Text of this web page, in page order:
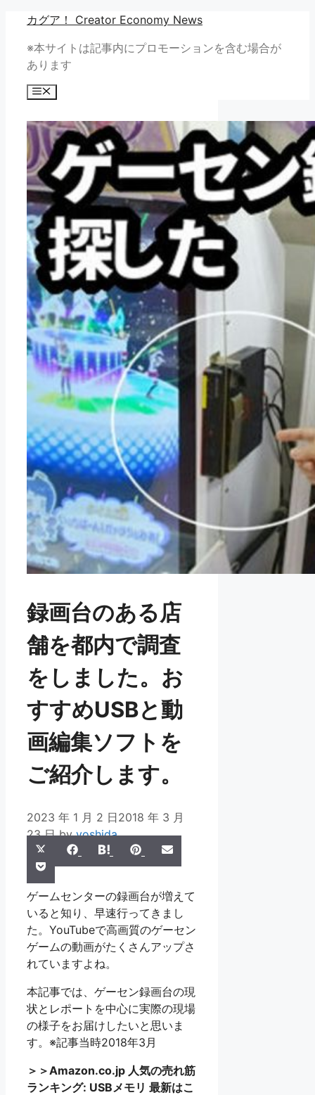
カグア！ Creator Economy News
※本サイトは記事内にプロモーションを含む場合が
あります
メ
ー
録画台のある店
舗を都内で調査
をしました。お
すすめUSBと動
画編集ソフトを
ご紹介します。
2023 年 1 月 2 日2018 年 3 月
23 日 byyoshida
Share
on
(Twitter)
Share
on
Facebook
Share
on
Hatena Share
on
PinterestShare
on
Share
on
Pocket
ゲームセンターの録画台が増えて
いると知り、早速行ってきまし
た。YouTubeで高画質のゲーセン
ゲームの動画がたくさんアップさ
れていますよね。
本記事では、ゲーセン録画台の現
状とレポートを中心に実際の現場
の様子をお届けしたいと思いま
す。※記事当時2018年3月
＞＞Amazon.co.jp 人気の売れ筋
ランキング: USBメモリ 最新はこ